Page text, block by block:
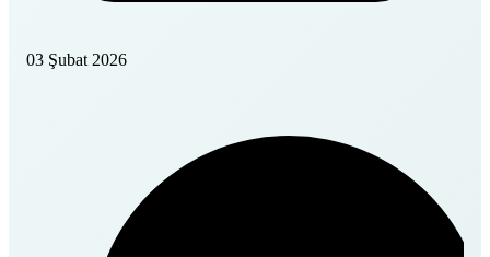
03 Şubat 2026